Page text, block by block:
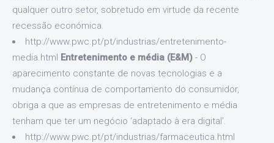
qualquer outro setor, sobretudo em virtude da recente
recessão económica.
http://www.pwc.pt/pt/industrias/entretenimento-
media.html Entretenimento e média (E&M) - O
aparecimento constante de novas tecnologias e a
mudança contínua de comportamento do consumidor,
obriga a que as empresas de entretenimento e média
tenham que ter um negócio ‘adaptado à era digital’.
http://www.pwc.pt/pt/industrias/farmaceutica.html